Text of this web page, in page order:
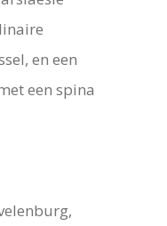
en een
een spina